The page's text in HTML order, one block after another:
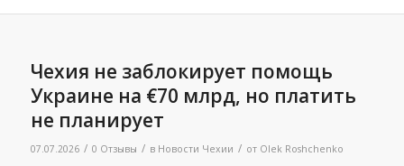
Чехия не заблокирует помощь
Украине на €70 млрд, но платить
не планирует
07.07.2026 / 0 Отзывы / в Новости Чехии / от Olek Roshchenko